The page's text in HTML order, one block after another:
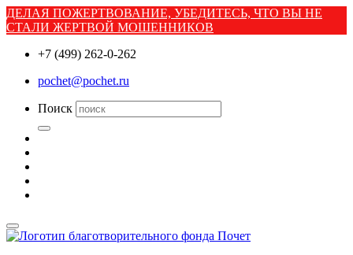
ДЕЛАЯ ПОЖЕРТВОВАНИЕ, УБЕДИТЕСЬ, ЧТО ВЫ НЕ
СТАЛИ ЖЕРТВОЙ МОШЕННИКОВ
+7 (499) 262-0-262
pochet@pochet.ru
Поиск